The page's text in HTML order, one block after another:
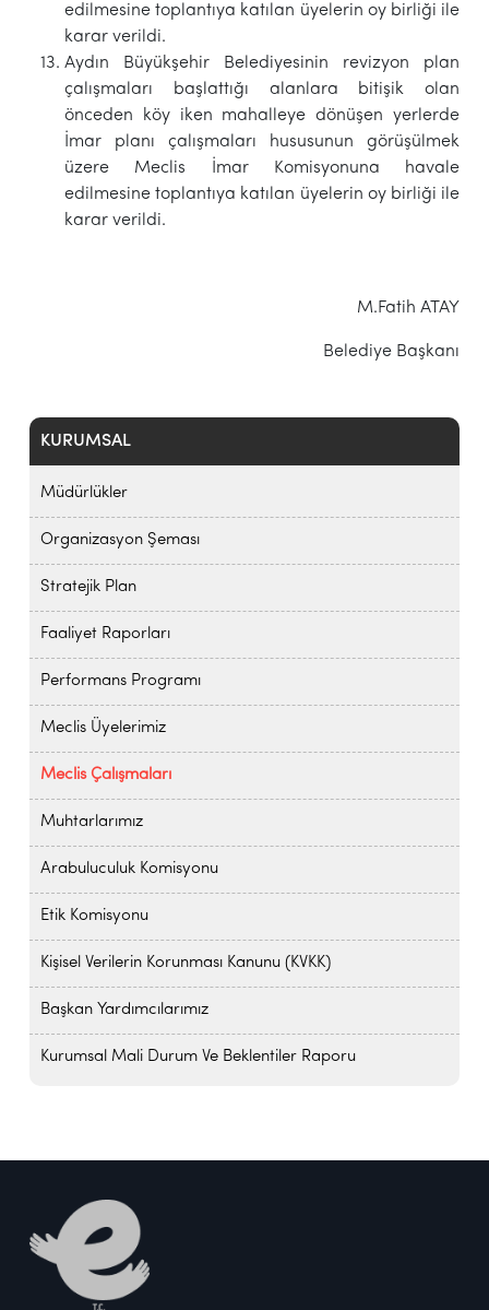
KURUMSAL
Müdürlükler
Organizasyon Şeması
Stratejik Plan
Faaliyet Raporları
Performans Programı
Meclis Üyelerimiz
Meclis Çalışmaları
Muhtarlarımız
Arabuluculuk Komisyonu
Etik Komisyonu
Kişisel Verilerin Korunması Kanunu (KVKK)
Başkan Yardımcılarımız
Kurumsal Mali Durum Ve Beklentiler Raporu
edilmesine toplantıya katılan üyelerin oy birliği ile
karar verildi.
Aydın Büyükşehir Belediyesinin revizyon plan
çalışmaları başlattığı alanlara bitişik olan
önceden köy iken mahalleye dönüşen yerlerde
İmar planı çalışmaları hususunun görüşülmek
üzere Meclis İmar Komisyonuna havale
edilmesine toplantıya katılan üyelerin oy birliği ile
karar verildi.
M.Fatih ATAY
Belediye Başkanı